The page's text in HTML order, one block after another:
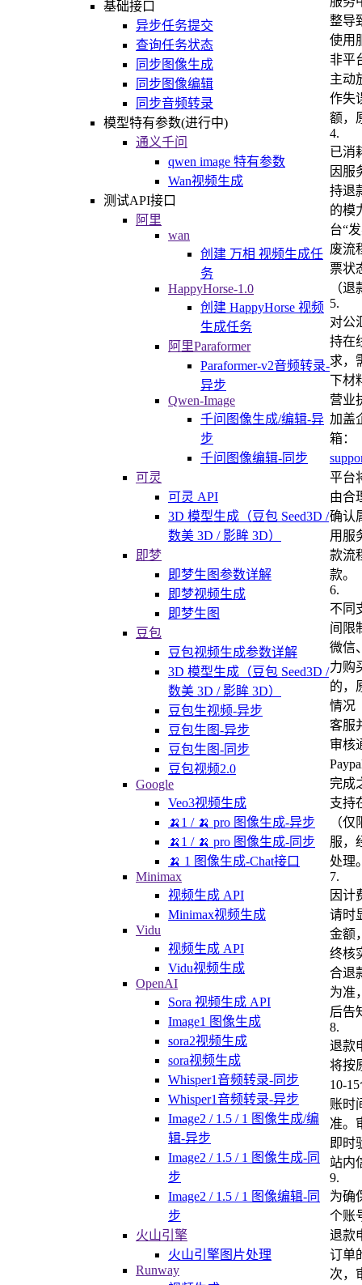
基础接口
异步任务提交
查询任务状态
同步图像生成
同步图像编辑
同步音频转录
模型特有参数(进行中)
通义千问
qwen image 特有参数
Wan视频生成
测试API接口
阿里
wan
创建 万相 视频生成任
务
HappyHorse-1.0
创建 HappyHorse 视频
生成任务
阿里Paraformer
Paraformer-v2音频转录-
异步
Qwen-Image
千问图像生成/编辑-异
步
千问图像编辑-同步
可灵
可灵 API
3D 模型生成（豆包 Seed3D /
数美 3D / 影眸 3D）
即梦
即梦生图参数详解
即梦视频生成
即梦生图
豆包
豆包视频生成参数详解
3D 模型生成（豆包 Seed3D /
数美 3D / 影眸 3D）
豆包生视频-异步
豆包生图-异步
豆包生图-同步
豆包视频2.0
Google
Veo3视频生成
🍌1 / 🍌 pro 图像生成-异步
🍌1 / 🍌 pro 图像生成-同步
🍌 1 图像生成-Chat接口
Minimax
视频生成 API
Minimax视频生成
Vidu
视频生成 API
Vidu视频生成
OpenAI
Sora 视频生成 API
Image1 图像生成
sora2视频生成
sora视频生成
Whisper1音频转录-同步
Whisper1音频转录-异步
Image2 / 1.5 / 1 图像生成/编
辑-异步
Image2 / 1.5 / 1 图像生成-同
步
Image2 / 1.5 / 1 图像编辑-同
步
火山引擎
火山引擎图片处理
Runway
整导
使用
非平
主动
作失
额，
4.
已消
因服
持退
的模
台“
废流
票状
（
5.
对公
持在
求，
下材
营业
加盖
箱：
平台
由合
确认
用服
款流
款。
6.
不同
间限
微信
力购
的，
情况
客服
审核
完成
支持
（
服，
处理
7.
因计
请时
金额
终核
合退
为准
后告
8.
退款
将按
10-
账时
准。
即时
站内
9.
为确
个账
退款
订单
次，